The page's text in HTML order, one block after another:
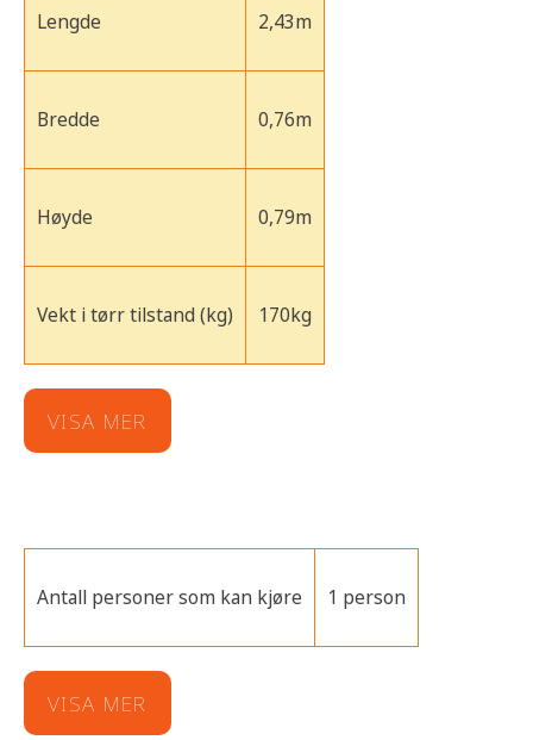
Lengde 2,43m
Bredde 0,76m
Høyde 0,79m
Vekt i tørr tilstand (kg) 170kg
VISA MER
Antall personer som kan kjøre 1 person
VISA MER